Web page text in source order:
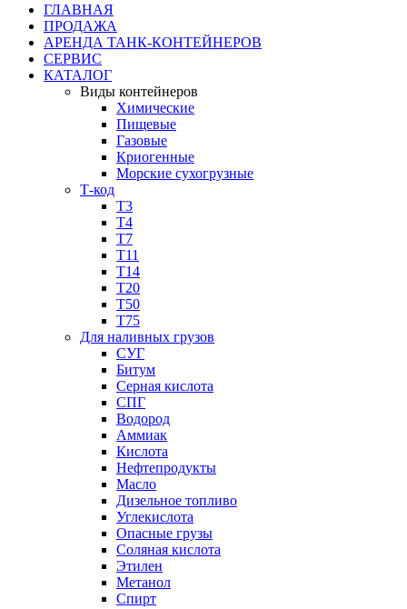
ГЛАВНАЯ
ПРОДАЖА
АРЕНДА ТАНК-КОНТЕЙНЕРОВ
СЕРВИС
КАТАЛОГ
Виды контейнеров
Химические
Пищевые
Газовые
Криогенные
Морские сухогрузные
Т-код
Т3
Т4
Т7
Т11​
Т14
Т20
Т50
Т75
Для наливных грузов
СУГ
Битум
Серная кислота
СПГ
Водород
Аммиак
Кислота
Нефтепродукты
Масло
Дизельное топливо
Углекислота
Опасные грузы
Соляная кислота
Этилен
Метанол
Спирт